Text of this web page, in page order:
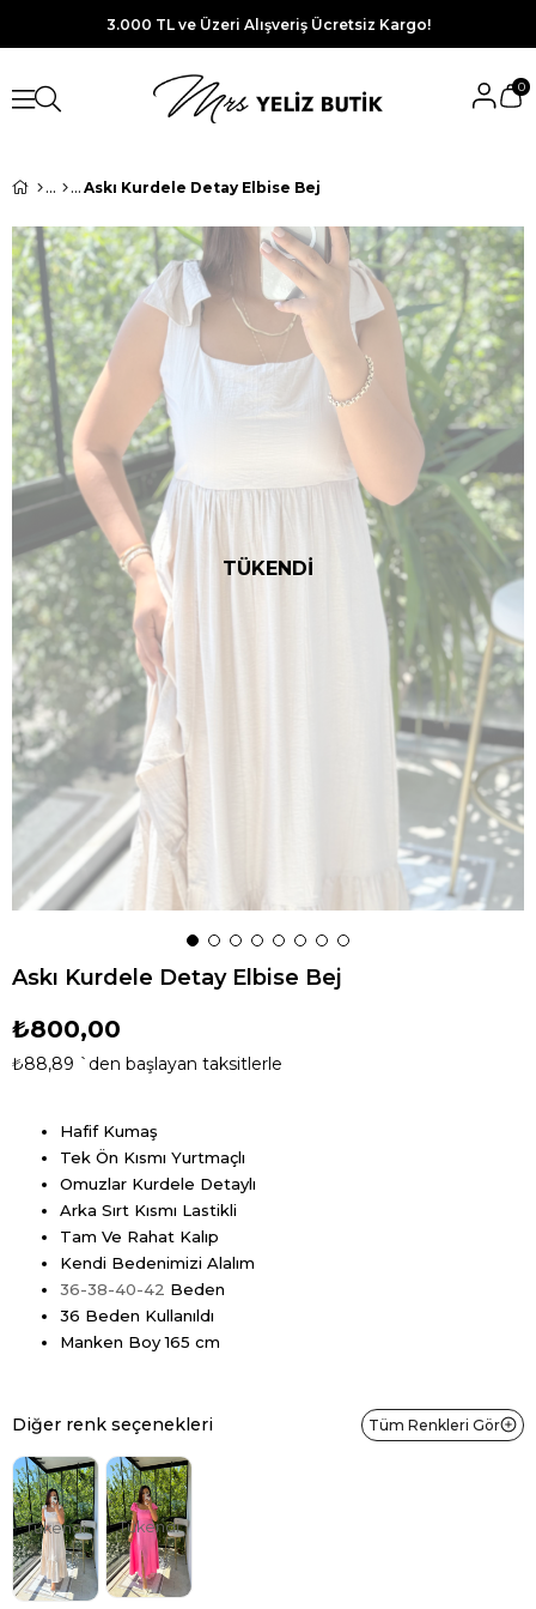
3.000 TL ve Üzeri Alışveriş Ücretsiz Kargo!
0
Askı Kurdele Detay Elbise Bej
TÜKENDİ
Askı Kurdele Detay Elbise Bej
₺800,00
₺88,89 `den başlayan taksitlerle
Hafif Kumaş
Tek Ön Kısmı Yurtmaçlı
Omuzlar Kurdele Detaylı
Arka Sırt Kısmı Lastikli
Tam Ve Rahat Kalıp
Kendi Bedenimizi Alalım
36-38-40-42 Beden
36 Beden Kullanıldı
Manken Boy 165 cm
Diğer renk seçenekleri Tüm Renkleri Gör
Tükendi Tükendi